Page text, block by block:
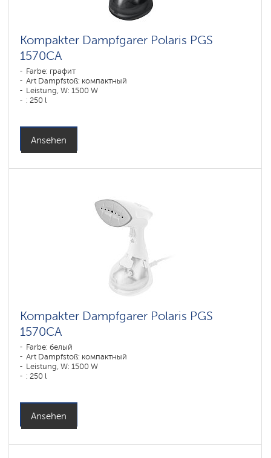
Kompakter Dampfgarer Polaris PGS
1570CA​
Farbe: графит
Art Dampfstoß: компактный
Leistung, W: 1500 W
: 250 l
Ansehen
Kompakter Dampfgarer Polaris PGS
1570CA​
Farbe: белый
Art Dampfstoß: компактный
Leistung, W: 1500 W
: 250 l
Ansehen